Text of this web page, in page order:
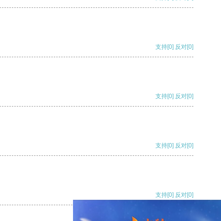
支持[0] 反对[0]
支持[0] 反对[0]
支持[0] 反对[0]
支持[0] 反对[0]